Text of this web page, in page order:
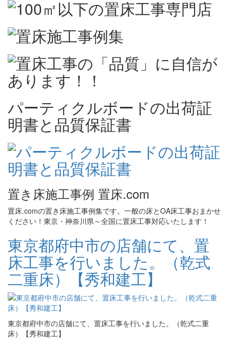
パーティクルボードの出荷証
明書と品質保証書
置き床施工事例 置床.com
置床.comの置き床施工事例集です。一般の床とOA床工事おまかせ
ください！東京・神奈川県～全国に置床工事対応いたします！
東京都府中市の店舗にて、置
床工事を行いました。（乾式
二重床）【秀和建工】
東京都府中市の店舗にて、置床工事を行いました。（乾式二重
床）【秀和建工】